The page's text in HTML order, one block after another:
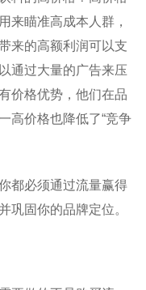
来瞄准高成本人群，
来的高额利润可以支
通过大量的广告来压
价格优势，他们在品
高价格也降低了“竞争
都必须通过流量赢得
巩固你的品牌定位。